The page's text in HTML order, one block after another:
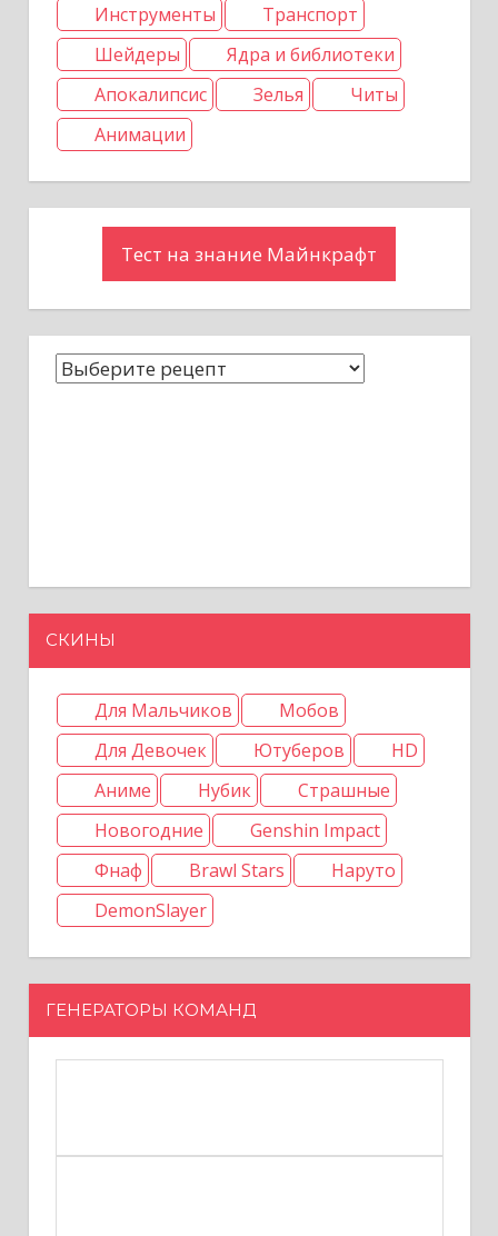
Инструменты
Транспорт
Шейдеры
Ядра и библиотеки
Апокалипсис
Зелья
Читы
Анимации
Тест на знание Майнкрафт
СКИНЫ
Для Мальчиков
Мобов
Для Девочек
Ютуберов
HD
Аниме
Нубик
Страшные
Новогодние
Genshin Impact
Фнаф
Brawl Stars
Наруто
DemonSlayer
ГЕНЕРАТОРЫ КОМАНД